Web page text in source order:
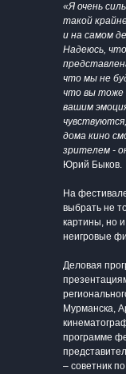
«Я очень
такой
и на самом
Надеюсь,
что мы не
что вы тоже
вашим
дома кино
зрителем -
Юрий Быков.
На
выбрать не
картины, но
неигровые
Деловая
Мурманска,
программе
– советник